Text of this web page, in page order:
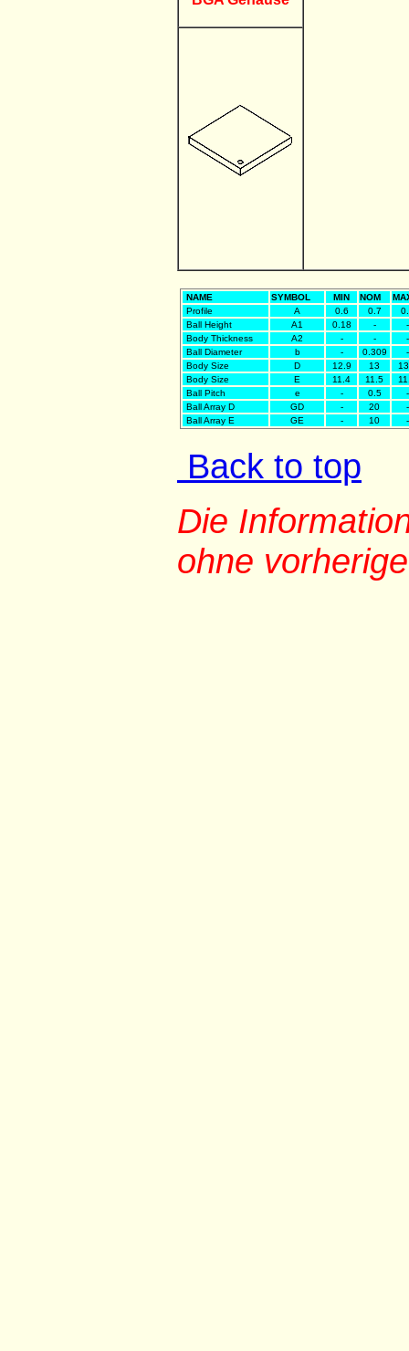
NAME SYMBOL MIN NOM
Profile
A 0.6 0.7
Ball Height
A1 0.18 -
-
Body Thickness
A2 - -
-
Ball Diameter
b - 0.309
-
Body Size
D 12.9 13
Body Size
E 11.4 11.5
Ball Pitch
e - 0.5
-
Ball Array D
GD - 20
-
Ball Array E
GE - 10 -
Back to top
Die
ohne